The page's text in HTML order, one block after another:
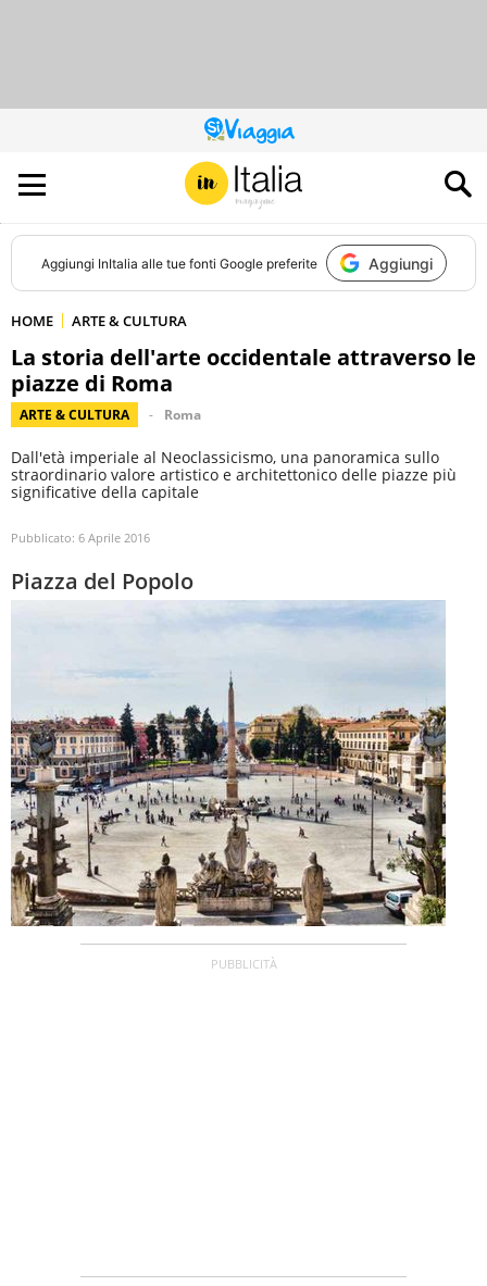
QUESTO
SITO
CONTRIBUISCE
ALL’AUDIENCE
DI
Aggiungi InItalia alle tue fonti Google preferite Aggiungi
HOME ARTE & CULTURA
La storia dell'arte occidentale attraverso le
piazze di Roma
ARTE & CULTURA Roma
Dall'età imperiale al Neoclassicismo, una panoramica sullo
straordinario valore artistico e architettonico delle piazze più
significative della capitale
Pubblicato: 6 Aprile 2016
Piazza del Popolo